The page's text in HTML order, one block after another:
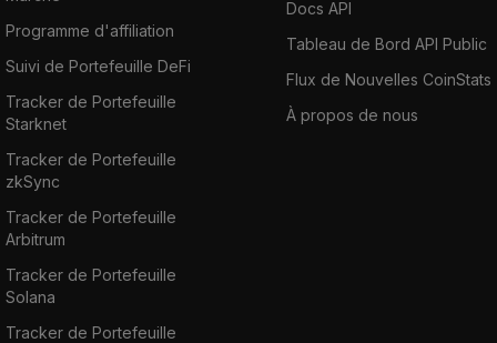
Programme d'affiliation
Suivi de Portefeuille DeFi
Tracker de Portefeuille
Starknet
Tracker de Portefeuille
zkSync
Tracker de Portefeuille
Arbitrum
Tracker de Portefeuille
Solana
Tracker de Portefeuille
Docs API
Tableau de Bord API Public
Flux de Nouvelles CoinStats
À propos de nous